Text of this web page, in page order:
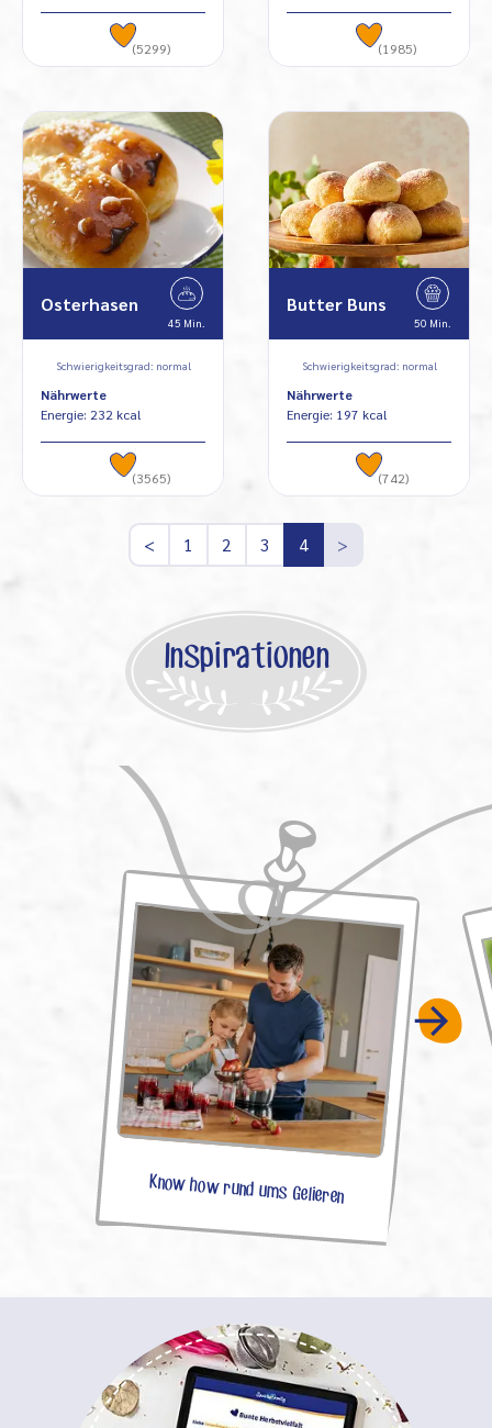
(5299) (1985)
Osterhasen
45 Min.
Schwierigkeitsgrad: normal
Nährwerte
Energie: 232 kcal
(3565)
Butter Buns
50 Min.
Schwierigkeitsgrad: normal
Nährwerte
Energie: 197 kcal
(742)
< 1 2 3 4 >
Inspirationen
Know how rund ums Gelieren